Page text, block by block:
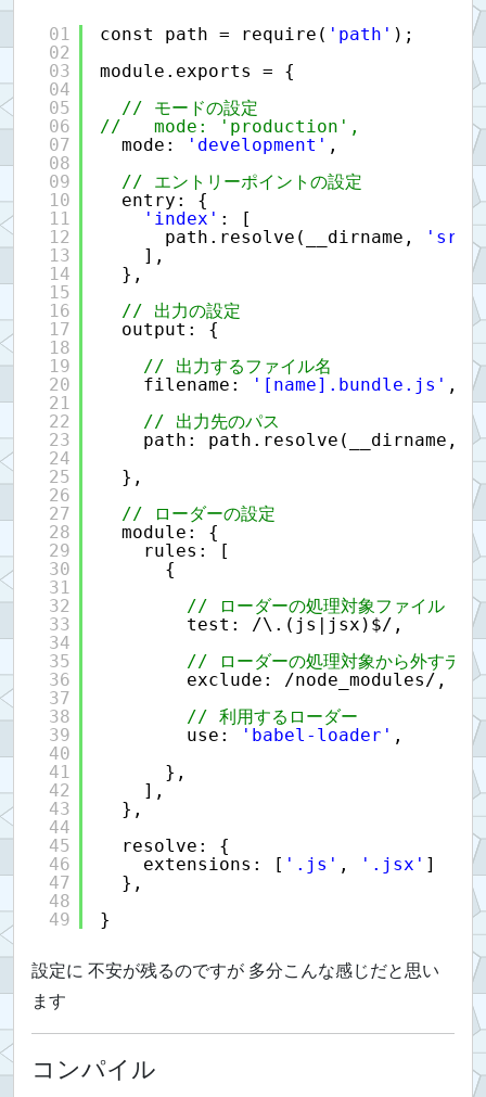
01
02
03
04
05
06
07
08
09
10
11
12
13
14
15
16
17
18
19
20
21
22
23
24
25
26
27
28
29
30
31
32
33
34
35
36
37
38
39
40
41
42
43
44
45
46
47
48
49
const path = require( 'path' );
module.exports = {
// モードの設定
//   mode: 'production',
mode:
'development' ,
// エントリーポイントの設定
entry: {
'index' : [
path.resolve(__dirname,
'src/
],
},
// 出力の設定
output: {
// 出力するファイル名
filename:
'[name].bundle.js' ,
// 出力先のパス
path: path.resolve(__dirname,
},
// ローダーの設定
module: {
rules: [
{
// ローダーの処理対象ファイル
test: /\.(js|jsx)$/,
// ローダーの処理対象から外すディ
exclude: /node_modules/,
// 利用するローダー
use:
'babel-loader' ,
},
],
},
resolve: {
extensions: [ '.js' , '.jsx' ]
},
}
設定に 不安が残るのですが 多分こんな感じだと思い
ます
コンパイル